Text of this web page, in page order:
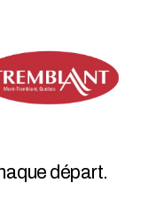
départ.